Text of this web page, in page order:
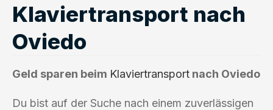
Klaviertransport nach
Oviedo
Geld sparen beim Klaviertransport nach Oviedo
Du bist auf der Suche nach einem zuverlässigen